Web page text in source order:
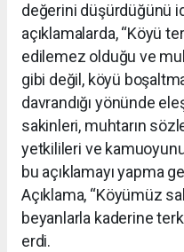
değerini düşürdüğünü
açıklamalarda, “Köyü
edilemez olduğu ve
gibi değil, köyü
davrandığı yönünde
sakinleri, muhtarın
yetkilileri ve
bu açıklamayı yapma
Açıklama, “Köyümüz
beyanlarla kaderine
erdi.